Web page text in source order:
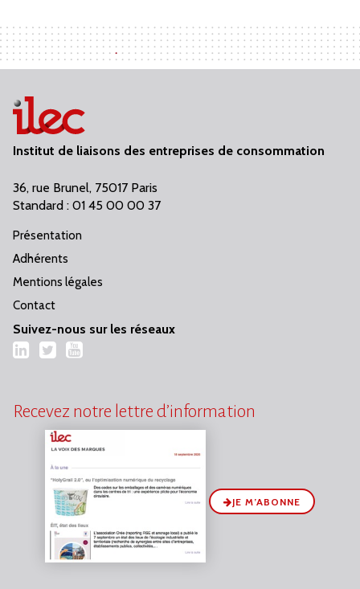
Institut de liaisons des entreprises de consommation
36, rue Brunel, 75017 Paris
Standard : 01 45 00 00 37
Présentation
Adhérents
Mentions légales
Contact
Suivez-nous sur les réseaux
LinkedIn
TwitterYouTube
Recevez notre lettre d’information
JE M’ABONNE